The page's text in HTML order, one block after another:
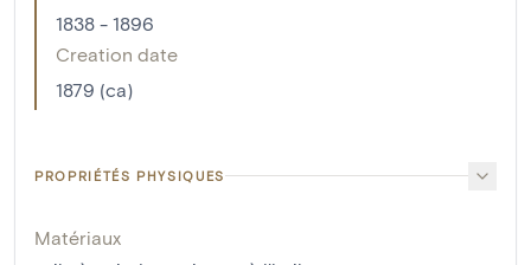
1838 - 1896
Creation date
1879 (ca)
PROPRIÉTÉS PHYSIQUES
Matériaux